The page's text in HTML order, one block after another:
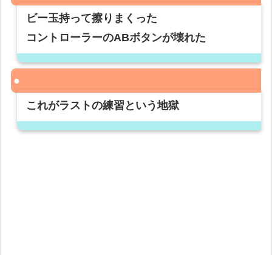
ビー玉持って擦りまくった
コントローラーのABボタンが壊れた
これがラストの練習という地獄